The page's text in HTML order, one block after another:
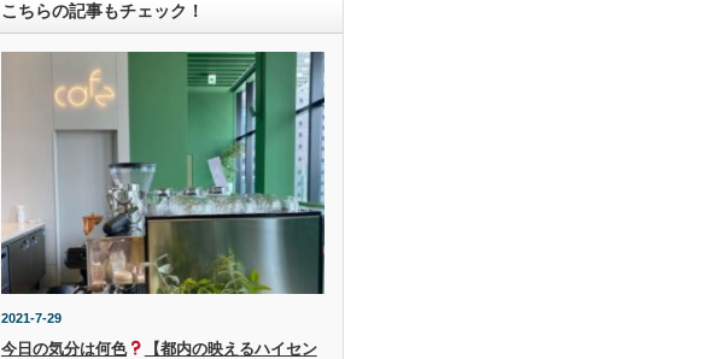
こちらの記事もチェック！
2021-7-29
今日の気分は何色
【都内の映えるハイセン